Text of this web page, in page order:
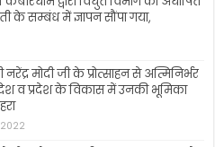
के सम्बंध में ज्ञापन सौंपा गया,
मोदी जी के प्रोत्साहन से अत्मिनिर्भर
देश व प्रदेश के विकास में उनकी भूमिका